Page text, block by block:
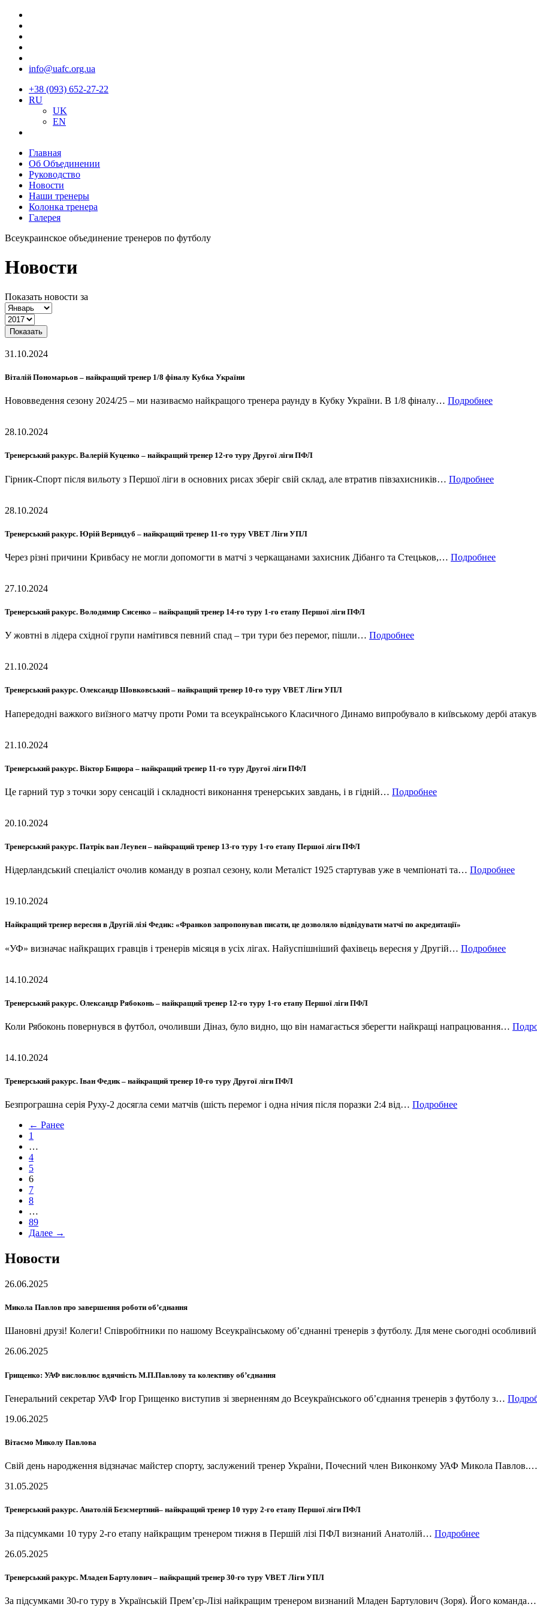
info@uafc.org.ua
+38 (093) 652-27-22
RU
UK
EN
Главная
Об Объединении
Руководство
Новости
Наши тренеры
Колонка тренера
Галерея
Всеукраинское объединение тренеров по футболу
Новости
Показать новости за
Показать
31.10.2024
Віталій Пономарьов – найкращий тренер 1/8 фіналу Кубка України
Нововведення сезону 2024/25 – ми називаємо найкращого тренера раунду в Кубку України. В 1/8 фіналу… Подробнее
28.10.2024
Тренерський ракурс. Валерій Куценко – найкращий тренер 12-го туру Другої ліги ПФЛ
Гірник-Спорт після вильоту з Першої ліги в основних рисах зберіг свій склад, але втратив півзахисників… Подробнее
28.10.2024
Тренерський ракурс. Юрій Вернидуб – найкращий тренер 11-го туру VBET Ліги УПЛ
Через різні причини Кривбасу не могли допомогти в матчі з черкащанами захисник Дібанго та Стецьков,… Подробнее
27.10.2024
Тренерський ракурс. Володимир Сисенко – найкращий тренер 14-го туру 1-го етапу Першої ліги ПФЛ
У жовтні в лідера східної групи намітився певний спад – три тури без перемог, пішли… Подробнее
21.10.2024
Тренерський ракурс. Олександр Шовковський – найкращий тренер 10-го туру VBET Ліги УПЛ
Напередодні важкого виїзного матчу проти Роми та всеукраїнського Класичного Динамо випробувало в київському дербі
21.10.2024
Тренерський ракурс. Віктор Бицюра – найкращий тренер 11-го туру Другої ліги ПФЛ
Це гарний тур з точки зору сенсацій і складності виконання тренерських завдань, і в гідній… Подробнее
20.10.2024
Тренерський ракурс. Патрік ван Леувен – найкращий тренер 13-го туру 1-го етапу Першої ліги ПФЛ
Нідерландський спеціаліст очолив команду в розпал сезону, коли Металіст 1925 стартував уже в чемпіонаті та… Подробнее
19.10.2024
Найкращий тренер вересня в Другій лізі Федик: «Франков запропонував писати, це дозволяло відвідувати матчі по акредитації»
«УФ» визначає найкращих гравців і тренерів місяця в усіх лігах. Найуспішніший фахівець вересня у Другій… Подробнее
14.10.2024
Тренерський ракурс. Олександр Рябоконь – найкращий тренер 12-го туру 1-го етапу Першої ліги ПФЛ
Коли Рябоконь повернувся в футбол, очоливши Діназ, було видно, що він намагається зберегти найкращі напрацювання…
14.10.2024
Тренерський ракурс. Іван Федик – найкращий тренер 10-го туру Другої ліги ПФЛ
Безпрограшна серія Руху-2 досягла семи матчів (шість перемог і одна нічия після поразки 2:4 від… Подробнее
← Ранее
1
…
4
5
6
7
8
…
89
Далее →
Новости
26.06.2025
Микола Павлов про завершення роботи об’єднання
Шановні друзі! Колеги! Співробітники по нашому Всеукраїнському об’єднанні тренерів з футболу. Для мене сьогодні
26.06.2025
Грищенко: УАФ висловлює вдячність М.П.Павлову та колективу об’єднання
Генеральний секретар УАФ Ігор Грищенко виступив зі зверненням до Всеукраїнського об’єднання тренерів з футболу з…
19.06.2025
Вітаємо Миколу Павлова
Свій день народження відзначає майстер спорту, заслужений тренер України, Почесний член Виконкому УАФ Микола Павлов.…
31.05.2025
Тренерський ракурс. Анатолій Безсмертний– найкращий тренер 10 туру 2-го етапу Першої ліги ПФЛ
За підсумками 10 туру 2-го етапу найкращим тренером тижня в Першій лізі ПФЛ визнаний Анатолій… Подробнее
26.05.2025
Тренерський ракурс. Младен Бартулович – найкращий тренер 30-го туру VBET Ліги УПЛ
За підсумками 30-го туру в Українській Прем’єр-Лізі найкращим тренером визнаний Младен Бартулович (Зоря). Його команда…